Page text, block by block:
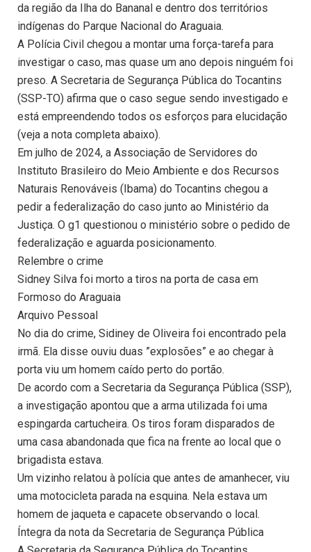
da região da Ilha do Bananal e dentro dos territórios
indígenas do Parque Nacional do Araguaia.
A Polícia Civil chegou a montar uma força-tarefa para
investigar o caso, mas quase um ano depois ninguém foi
preso. A Secretaria de Segurança Pública do Tocantins
(SSP-TO) afirma que o caso segue sendo investigado e
está empreendendo todos os esforços para elucidação
(veja a nota completa abaixo).
Em julho de 2024, a Associação de Servidores do
Instituto Brasileiro do Meio Ambiente e dos Recursos
Naturais Renováveis (Ibama) do Tocantins chegou a
pedir a federalização do caso junto ao Ministério da
Justiça. O g1 questionou o ministério sobre o pedido de
federalização e aguarda posicionamento.
Relembre o crime
Sidney Silva foi morto a tiros na porta de casa em
Formoso do Araguaia
Arquivo Pessoal
No dia do crime, Sidiney de Oliveira foi encontrado pela
irmã. Ela disse ouviu duas ”explosões” e ao chegar à
porta viu um homem caído perto do portão.
De acordo com a Secretaria da Segurança Pública (SSP),
a investigação apontou que a arma utilizada foi uma
espingarda cartucheira. Os tiros foram disparados de
uma casa abandonada que fica na frente ao local que o
brigadista estava.
Um vizinho relatou à polícia que antes de amanhecer, viu
uma motocicleta parada na esquina. Nela estava um
homem de jaqueta e capacete observando o local.
Íntegra da nota da Secretaria de Segurança Pública